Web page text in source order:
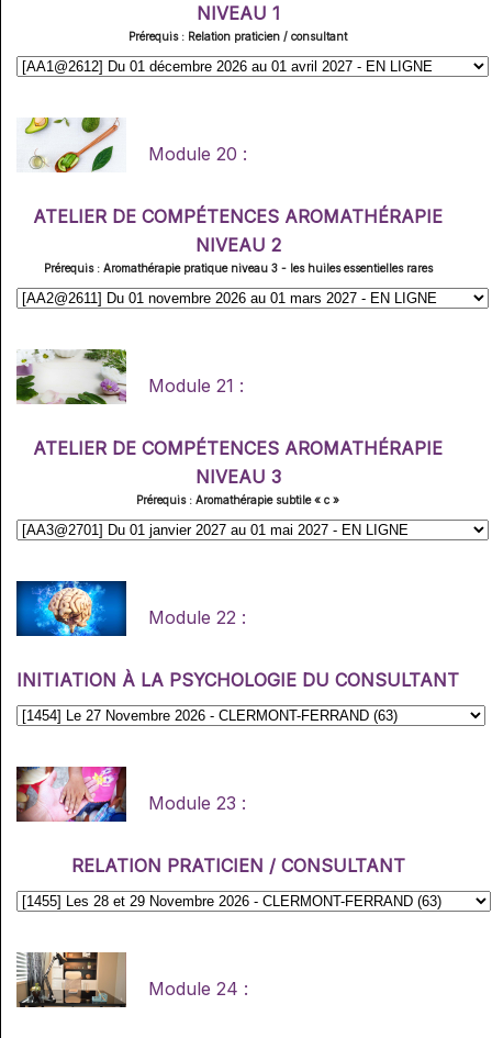
NIVEAU 1
Prérequis : Relation praticien / consultant
Module 20 :
ATELIER DE COMPÉTENCES AROMATHÉRAPIE
NIVEAU 2
Prérequis : Aromathérapie pratique niveau 3 - les huiles essentielles rares
Module 21 :
ATELIER DE COMPÉTENCES AROMATHÉRAPIE
NIVEAU 3
Prérequis : Aromathérapie subtile « c »
Module 22 :
INITIATION À LA PSYCHOLOGIE DU CONSULTANT
Module 23 :
RELATION PRATICIEN / CONSULTANT
Module 24 :